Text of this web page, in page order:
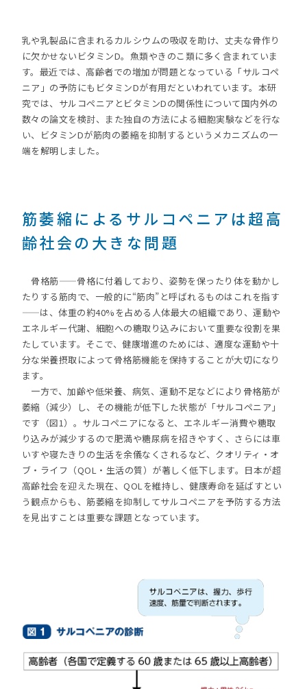
乳や乳製品に含まれるカルシウムの吸収を助け、丈夫な骨作り
に欠かせないビタミンD。魚類やきのこ類に多く含まれていま
す。最近では、高齢者での増加が問題となっている「サルコペ
ニア」の予防にもビタミンDが有用だといわれています。本研
究では、サルコペニアとビタミンDの関係性について国内外の
数々の論文を検討、また独自の方法による細胞実験などを行な
い、ビタミンDが筋肉の萎縮を抑制するというメカニズムの一
端を解明しました。
筋萎縮によるサルコペニアは超高
齢社会の大きな問題
骨格筋——骨格に付着しており、姿勢を保ったり体を動かし
たりする筋肉で、一般的に“筋肉”と呼ばれるものはこれを指す
——は、体重の約40%を占める人体最大の組織であり、運動や
エネルギー代謝、細胞への糖取り込みにおいて重要な役割を果
たしています。そこで、健康増進のためには、適度な運動や十
分な栄養摂取によって骨格筋機能を保持することが大切になり
ます。
一方で、加齢や低栄養、病気、運動不足などにより骨格筋が
萎縮（減少）し、その機能が低下した状態が「サルコペニア」
です（図1）。サルコペニアになると、エネルギー消費や糖取
り込みが減少するので肥満や糖尿病を招きやすく、さらには車
いすや寝たきりの生活を余儀なくされるなど、クオリティ・オ
ブ・ライフ（QOL・生活の質）が著しく低下します。日本が超
高齢社会を迎えた現在、QOLを維持し、健康寿命を延ばすとい
う観点からも、筋萎縮を抑制してサルコペニアを予防する方法
を見出すことは重要な課題となっています。